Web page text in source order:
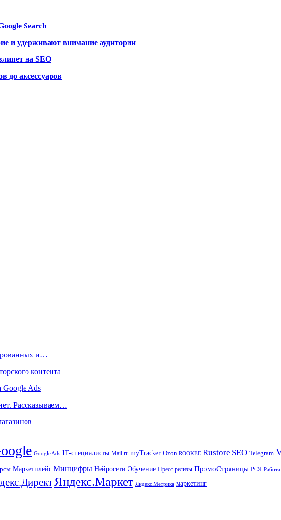
Search
и удерживают внимание аудитории
на SEO
до аксессуаров
и…
контента
Google Ads
Рассказываем…
Google Ads IT-специалисты Mail.ru myTracker Ozon ROOKEE Rustore SEO Telegram
Маркетплейс Минцифры Нейросети Обучение Пресс-релизы ПромоСтраницы РСЯ Работа
Яндекс.Маркет Яндекс.Метрика маркетинг